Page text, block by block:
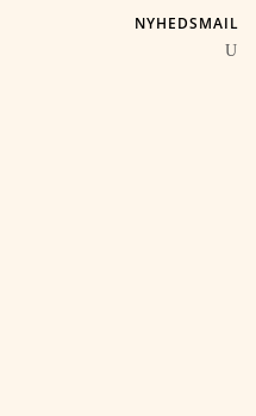
NYHEDSMAIL